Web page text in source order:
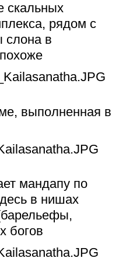
скальных
рядом с
слона в
выполненная в
мандапу по
в нишах
богов